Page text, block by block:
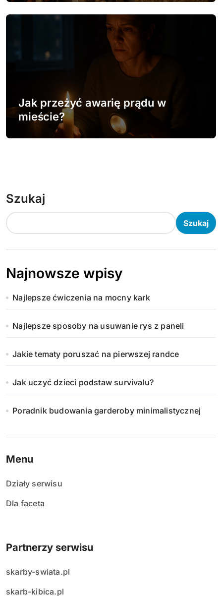
Jak przeżyć awarię prądu w
mieście?
Szukaj
Szukaj
Najnowsze wpisy
Najlepsze ćwiczenia na mocny kark
Najlepsze sposoby na usuwanie rys z paneli
Jakie tematy poruszać na pierwszej randce
Jak uczyć dzieci podstaw survivalu?
Poradnik budowania garderoby minimalistycznej
Menu
Działy serwisu
Dla faceta
Partnerzy serwisu
skarby-swiata.pl
skarb-kibica.pl